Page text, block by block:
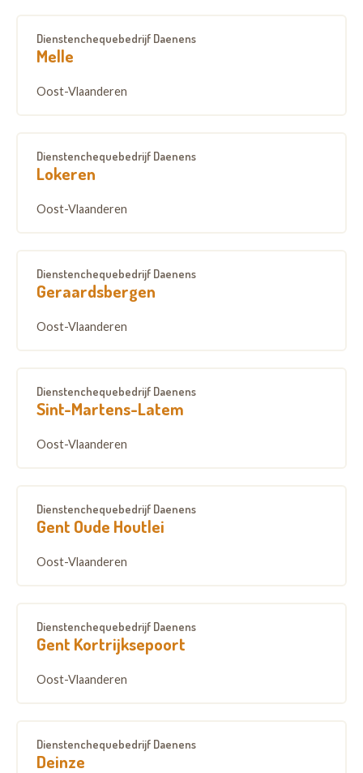
Dienstenchequebedrijf Daenens
Melle
Oost-Vlaanderen
Dienstenchequebedrijf Daenens
Lokeren
Oost-Vlaanderen
Dienstenchequebedrijf Daenens
Geraardsbergen
Oost-Vlaanderen
Dienstenchequebedrijf Daenens
Sint-Martens-Latem
Oost-Vlaanderen
Dienstenchequebedrijf Daenens
Gent Oude Houtlei
Oost-Vlaanderen
Dienstenchequebedrijf Daenens
Gent Kortrijksepoort
Oost-Vlaanderen
Dienstenchequebedrijf Daenens
Deinze